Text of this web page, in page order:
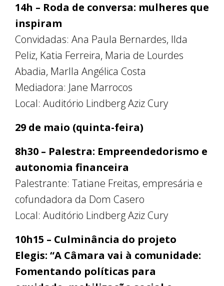
14h – Roda de conversa: mulheres que
inspiram
Convidadas: Ana Paula Bernardes, Ilda
Peliz, Katia Ferreira, Maria de Lourdes
Abadia, Marlla Angélica Costa
Mediadora: Jane Marrocos
Local: Auditório Lindberg Aziz Cury
29 de maio (quinta-feira)
8h30 – Palestra: Empreendedorismo e
autonomia financeira
Palestrante: Tatiane Freitas, empresária e
cofundadora da Dom Casero
Local: Auditório Lindberg Aziz Cury
10h15 – Culminância do projeto
Elegis: “A Câmara vai à comunidade:
Fomentando políticas para